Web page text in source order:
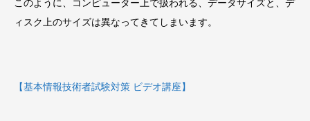
このように、コンピューター上で扱われる、データサイズと、デ
ィスク上のサイズは異なってきてしまいます。
【基本情報技術者試験対策 ビデオ講座】